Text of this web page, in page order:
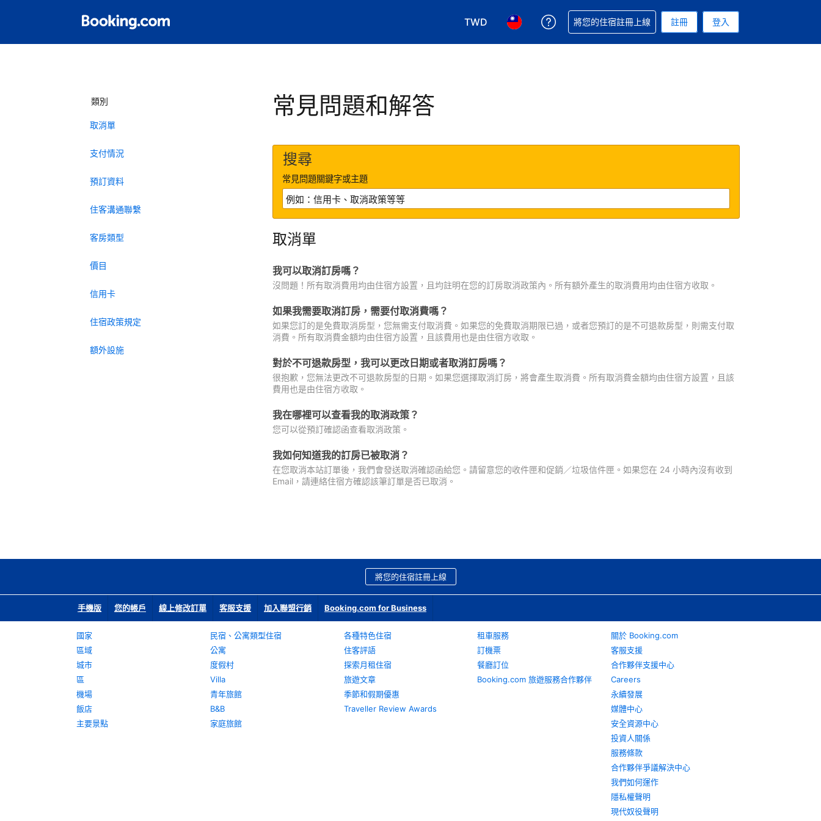
TWD
選擇您使用的幣別. 您現在所使用的幣別為新台幣
選擇您使用的語言. 您目前所選的語言是繁體中文
取得訂單相關協助
將您的住宿註冊上線 註冊 登入
類別
取消單
支付情況
預訂資料
住客溝通聯繫
客房類型
價目
信用卡
住宿政策規定
額外設施
常見問題和解答
搜尋
常見問題關鍵字或主題
取消單
我可以取消訂房嗎？
沒問題！所有取消費用均由住宿方設置，且均註明在您的訂房取消政策內。所有額外產生的取消費用均由住宿方收取。
如果我需要取消訂房，需要付取消費嗎？
如果您訂的是免費取消房型，您無需支付取消費。如果您的免費取消期限已過，或者您預訂的是不可退款房型，則需支付取
消費。所有取消費金額均由住宿方設置，且該費用也是由住宿方收取。
對於不可退款房型，我可以更改日期或者取消訂房嗎？
很抱歉，您無法更改不可退款房型的日期。如果您選擇取消訂房，將會產生取消費。所有取消費金額均由住宿方設置，且該
費用也是由住宿方收取。
我在哪裡可以查看我的取消政策？
您可以從預訂確認函查看取消政策。
我如何知道我的訂房已被取消？
在您取消本站訂單後，我們會發送取消確認函給您。請留意您的收件匣和促銷／垃圾信件匣。如果您在 24 小時內沒有收到
Email，請連絡住宿方確認該筆訂單是否已取消。
將您的住宿註冊上線
手機版 您的帳戶 線上修改訂單 客服支援 加入聯盟行銷 Booking.com for Business
國家
區域
城市
區
機場
飯店
主要景點
民宿、公寓類型住宿
公寓
度假村
Villa
青年旅館
B&B
家庭旅館
各種特色住宿
住客評語
探索月租住宿
旅遊文章
季節和假期優惠
Traveller Review Awards
租車服務
訂機票
餐廳訂位
Booking.com 旅遊服務合作夥伴
關於 Booking.com
客服支援
合作夥伴支援中心
Careers
永續發展
媒體中心
安全資源中心
投資人關係
服務條款
合作夥伴爭議解決中心
我們如何運作
隱私權聲明
現代奴役聲明